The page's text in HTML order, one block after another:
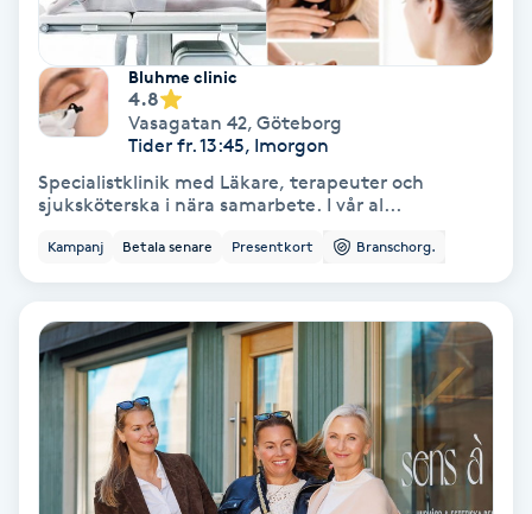
Klippning
Klippning & Slingor
Klippning ungdom
Koppningsmassage
Kosmetisk tatuering
Kostrådgivning
Kroppsinpackning
Kroppspeeling
Bluhme clinic
4.8
Vasagatan 42, Göteborg
Tider fr. 13:45, Imorgon
Specialistklinik med Läkare, terapeuter och
sjuksköterska i nära samarbete. I vår al...
Kampanj Betala senare Presentkort Branschorg.